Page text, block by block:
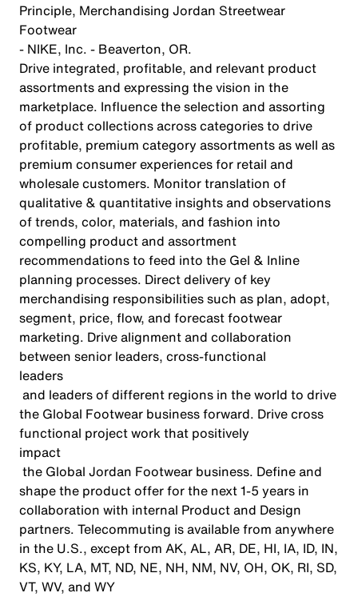
Principle, Merchandising Jordan Streetwear
Footwear
- NIKE, Inc. - Beaverton, OR.
Drive integrated, profitable, and relevant product
assortments and expressing the vision in the
marketplace. Influence the selection and assorting
of product collections across categories to drive
profitable, premium category assortments as well as
premium consumer experiences for retail and
wholesale customers. Monitor translation of
qualitative & quantitative insights and observations
of trends, color, materials, and fashion into
compelling product and assortment
recommendations to feed into the Gel & Inline
planning processes. Direct delivery of key
merchandising responsibilities such as plan, adopt,
segment, price, flow, and forecast footwear
marketing. Drive alignment and collaboration
between senior leaders, cross-functional
leaders
and leaders of different regions in the world to drive
the Global Footwear business forward. Drive cross
functional project work that positively
impact
the Global Jordan Footwear business. Define and
shape the product offer for the next 1-5 years in
collaboration with internal Product and Design
partners. Telecommuting is available from anywhere
in the U.S., except from AK, AL, AR, DE, HI, IA, ID, IN,
KS, KY, LA, MT, ND, NE, NH, NM, NV, OH, OK, RI, SD,
VT, WV, and WY